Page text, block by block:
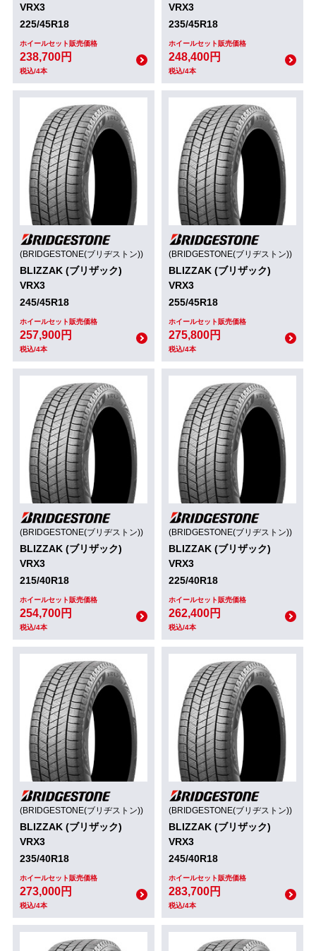
VRX3
225/45R18
ホイールセット販売価格
238,700円
税込/4本
VRX3
235/45R18
ホイールセット販売価格
248,400円
税込/4本
(BRIDGESTONE(ブリヂストン))
BLIZZAK (ブリザック)
VRX3
245/45R18
ホイールセット販売価格
257,900円
税込/4本
(BRIDGESTONE(ブリヂストン))
BLIZZAK (ブリザック)
VRX3
255/45R18
ホイールセット販売価格
275,800円
税込/4本
(BRIDGESTONE(ブリヂストン))
BLIZZAK (ブリザック)
VRX3
215/40R18
ホイールセット販売価格
254,700円
税込/4本
(BRIDGESTONE(ブリヂストン))
BLIZZAK (ブリザック)
VRX3
225/40R18
ホイールセット販売価格
262,400円
税込/4本
(BRIDGESTONE(ブリヂストン))
BLIZZAK (ブリザック)
VRX3
235/40R18
ホイールセット販売価格
273,000円
税込/4本
(BRIDGESTONE(ブリヂストン))
BLIZZAK (ブリザック)
VRX3
245/40R18
ホイールセット販売価格
283,700円
税込/4本